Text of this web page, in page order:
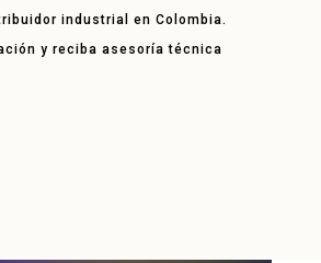
industrial en Colombia.
y reciba asesoría técnica